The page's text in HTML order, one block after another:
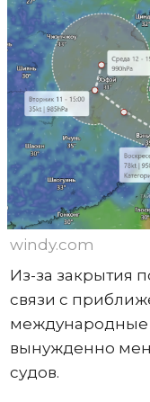
windy.com
Из-за закрытия
связи с
международные
вынужденно
судов.